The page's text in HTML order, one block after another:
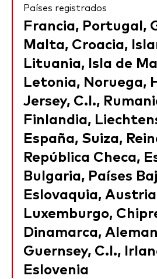
Países registrados
Francia, Portugal,
Malta, Croacia,
Lituania, Isla de
Letonia, Noruega,
Jersey, C.I.,
Finlandia,
España, Suiza,
República Checa,
Bulgaria, Países
Eslovaquia,
Luxemburgo,
Dinamarca,
Guernsey, C.I.,
Eslovenia